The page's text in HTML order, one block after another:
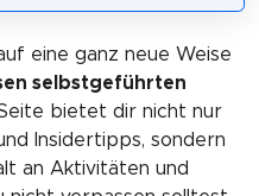
eine ganz neue Weise
selbstgeführten
bietet dir nicht nur
Insidertipps, sondern
an Aktivitäten und